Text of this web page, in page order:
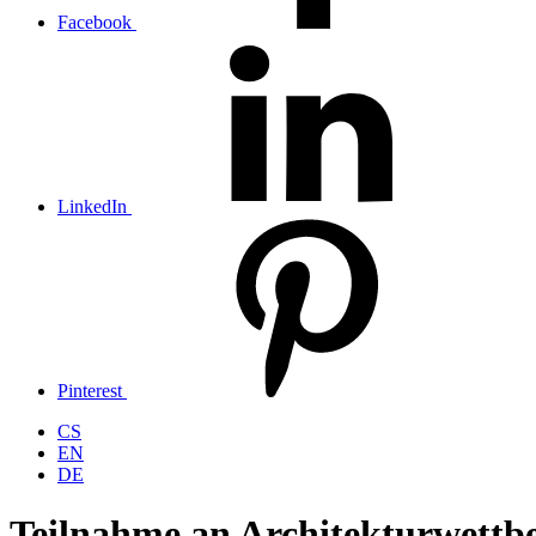
Facebook
LinkedIn
Pinterest
CS
EN
DE